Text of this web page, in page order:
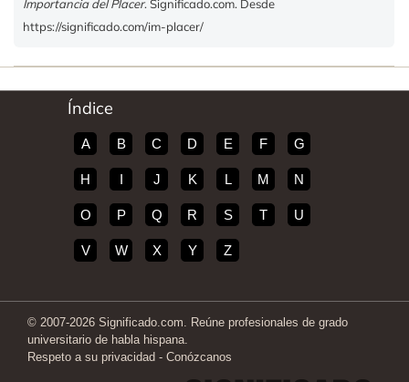
Importancia del Placer. Significado.com. Desde
https://significado.com/im-placer/
Índice
A B C D E F G
H I J K L M N
O P Q R S T U
V W X Y Z
© 2007-2026 Significado.com. Reúne profesionales de grado
universitario de habla hispana.
Respeto a su privacidad - Conózcanos